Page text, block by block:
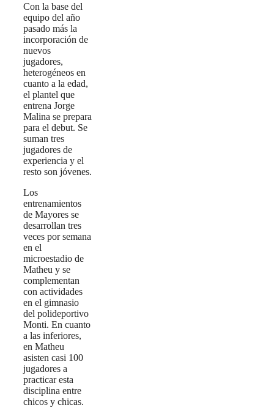
Con la base del
equipo del año
pasado más la
incorporación de
nuevos
jugadores,
heterogéneos en
cuanto a la edad,
el plantel que
entrena Jorge
Malina se prepara
para el debut. Se
suman tres
jugadores de
experiencia y el
resto son jóvenes.
Los
entrenamientos
de Mayores se
desarrollan tres
veces por semana
en el
microestadio de
Matheu y se
complementan
con actividades
en el gimnasio
del polideportivo
Monti. En cuanto
a las inferiores,
en Matheu
asisten casi 100
jugadores a
practicar esta
disciplina entre
chicos y chicas.